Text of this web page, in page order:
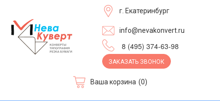
г. Екатеринбург
info@nevakonvert.ru
8 (495) 374-63-98
ЗАКАЗАТЬ ЗВОНОК
Ваша корзина (0)